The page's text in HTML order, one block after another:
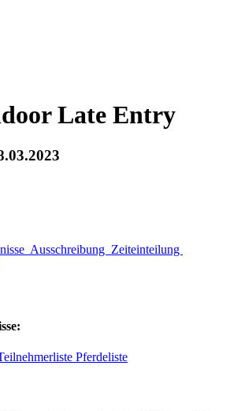
Late Entry
Ausschreibung Zeiteinteilung
Pferdeliste